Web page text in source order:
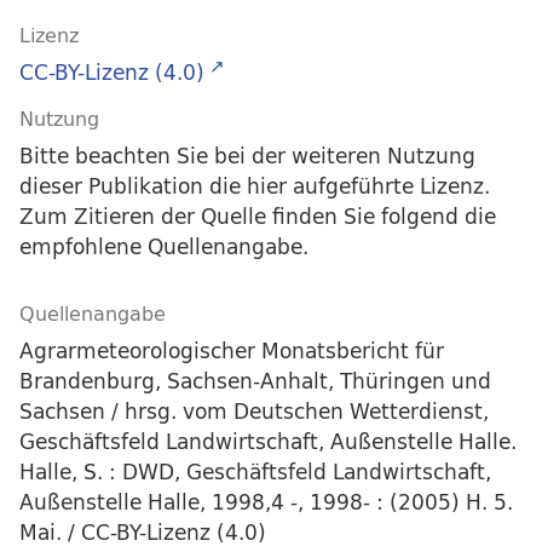
Lizenz
CC-BY-Lizenz (4.0)
Nutzung
Bitte beachten Sie bei der weiteren Nutzung
dieser Publikation die hier aufgeführte Lizenz.
Zum Zitieren der Quelle finden Sie folgend die
empfohlene Quellenangabe.
Quellenangabe
Agrarmeteorologischer Monatsbericht für
Brandenburg, Sachsen-Anhalt, Thüringen und
Sachsen / hrsg. vom Deutschen Wetterdienst,
Geschäftsfeld Landwirtschaft, Außenstelle Halle.
Halle, S. : DWD, Geschäftsfeld Landwirtschaft,
Außenstelle Halle, 1998,4 -, 1998- : (2005) H. 5.
Mai. / CC-BY-Lizenz (4.0)